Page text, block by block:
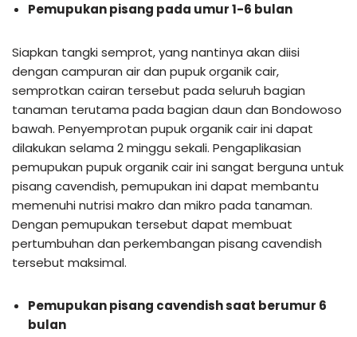
Pemupukan pisang pada umur 1-6 bulan
Siapkan tangki semprot, yang nantinya akan diisi
dengan campuran air dan pupuk organik cair,
semprotkan cairan tersebut pada seluruh bagian
tanaman terutama pada bagian daun dan Bondowoso
bawah. Penyemprotan pupuk organik cair ini dapat
dilakukan selama 2 minggu sekali. Pengaplikasian
pemupukan pupuk organik cair ini sangat berguna untuk
pisang cavendish, pemupukan ini dapat membantu
memenuhi nutrisi makro dan mikro pada tanaman.
Dengan pemupukan tersebut dapat membuat
pertumbuhan dan perkembangan pisang cavendish
tersebut maksimal.
Pemupukan pisang cavendish saat berumur 6
bulan